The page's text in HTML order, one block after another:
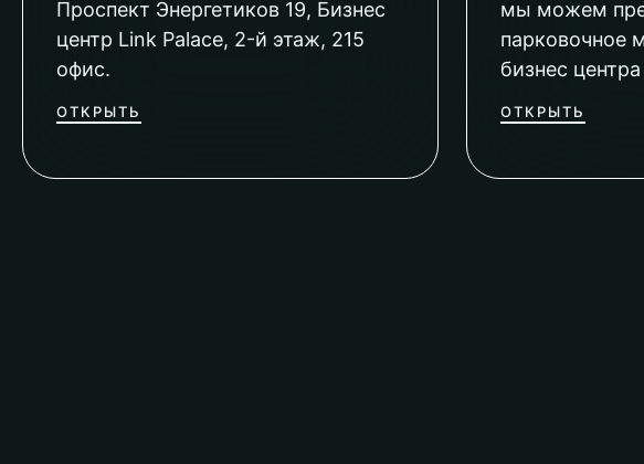
Проспект Энергетиков 19, Бизнес
центр Link Palace, 2-й этаж, 215
офис.
ОТКРЫТЬ
мы можем
парковочное
бизнес
ОТКРЫТЬ